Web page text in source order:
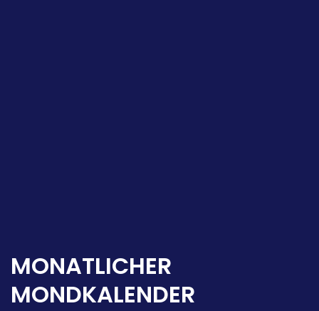
MONATLICHER
MONDKALENDER